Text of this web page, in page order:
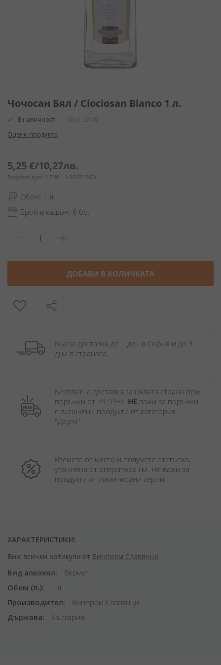
към
на
галерия
със
Чочосан Бял / Ciociosan Blanco 1 л.
В наличност SKU
2110
Оцени продукта
5,25 €/10,27лв.
Валутен курс: 1 EUR = 1.95583 BGN
Обем: 1 л.
Брой в кашон: 6 бр.
ДОБАВИ В КОЛИЧКАТА
Бърза доставка до 1 ден в София и до 3
дни в страната.
Безплатна доставка за цялата страна при
поръчки от 79.99+€ НЕ важи за поръчки
с включени продукти от категория
"Други".
Вземете от място и получете отстъпка,
уточнена от оператора ни. Не важи за
продукти от лимитирани серии.
ХАРАКТЕРИСТИКИ:
Виж всички артикули от Винпром Славянци
Вид алкохол
Вермут
Обем (л.)
1 л.
Производител
Винпром Славянци
Държава
България